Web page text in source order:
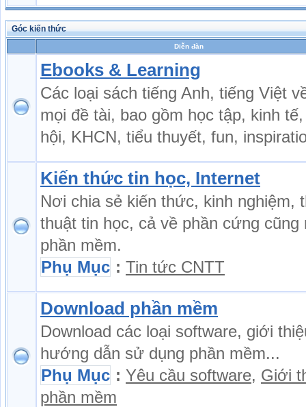
Góc kiến thức
Diễn đàn
Ebooks & Learning
Các loại sách tiếng Anh, tiếng Việt
mọi đề tài, bao gồm học tập, kinh
hội, KHCN, tiểu thuyết, fun,
Kiến thức tin học, Internet
Nơi chia sẻ kiến thức, kinh nghiệm,
thuật tin học, cả về phần cứng cũng
phần mềm.
Phụ Mục : Tin tức CNTT
Download phần mềm
Download các loại software, giới
hướng dẫn sử dụng phần mềm...
Phụ Mục : Yêu cầu software, Giới
phần mềm